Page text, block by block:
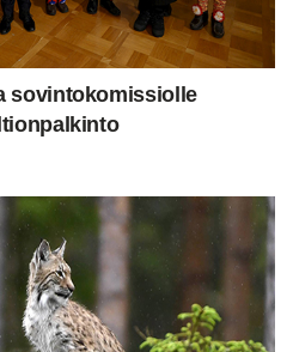
sovintokomissiolle